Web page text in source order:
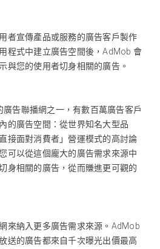
者宣傳產品或服務的廣告客戶製作
程式中建立廣告空間後，AdMob 會
與您的使用者切身相關的廣告。
告聯播網之一，有數百萬廣告客戶
的廣告空間：從世界知名大型品
接面對消費者」營運模式的高討論
可以從這個龐大的廣告需求來源中
身相關的廣告，從而賺進更可觀的
來納入更多廣告需求來源。AdMob
送的廣告都來自千次曝光出價最高